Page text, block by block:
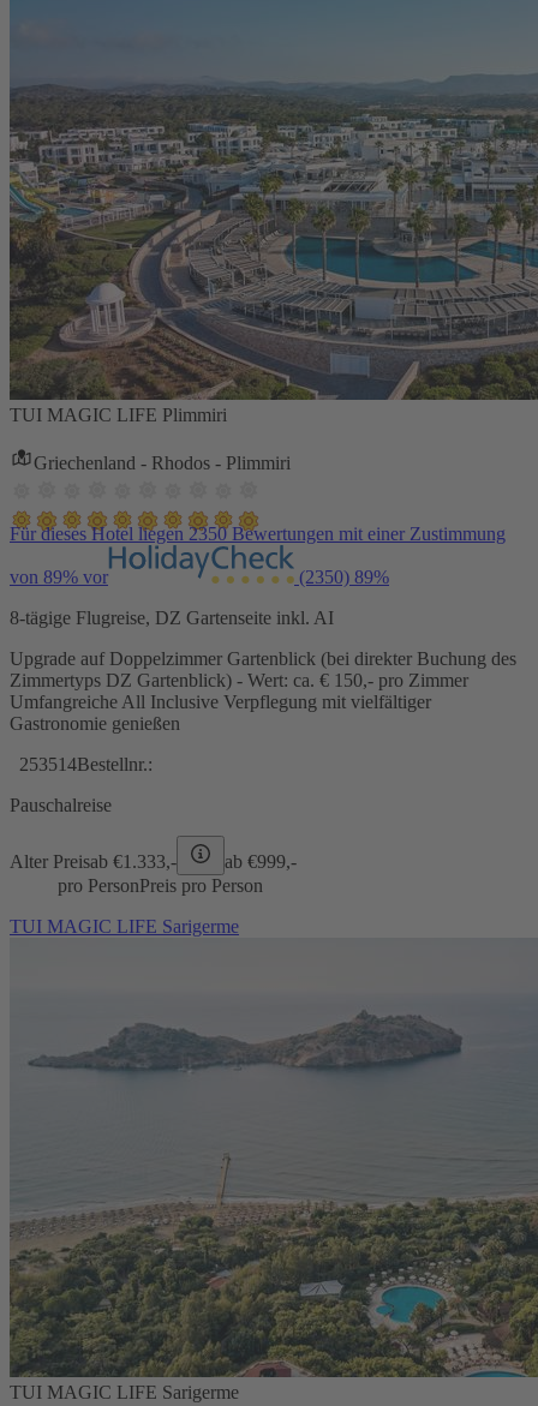
TUI MAGIC LIFE Plimmiri
Griechenland - Rhodos - Plimmiri
Für dieses Hotel liegen 2350 Bewertungen mit einer Zustimmung
von 89% vor (2350) 89%
8-tägige Flugreise, DZ Gartenseite inkl. AI
Upgrade auf Doppelzimmer Gartenblick (bei direkter Buchung des
Zimmertyps DZ Gartenblick) - Wert: ca. € 150,- pro Zimmer
Umfangreiche All Inclusive Verpflegung mit vielfältiger
Gastronomie genießen
253514Bestellnr.:
Pauschalreise
Alter Preisab €1.333,- ab €999,-
pro PersonPreis pro Person
TUI MAGIC LIFE Sarigerme
TUI MAGIC LIFE Sarigerme